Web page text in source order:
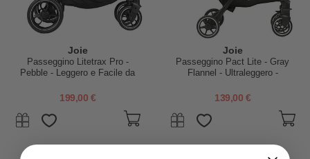
Joie
Passeggino Litetrax Pro -
Pebble - Leggero e Facile da
199,00 €
Joie
Passeggino Pact Lite - Gray
Flannel - Ultraleggero -
Tracolla!
139,00 €